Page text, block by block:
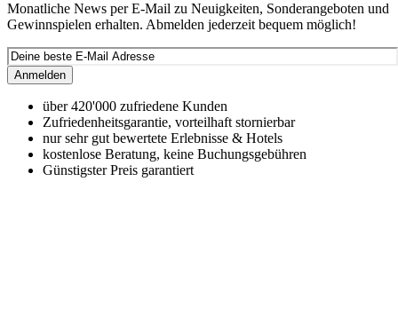
Monatliche News per E-Mail zu Neuigkeiten, Sonderangeboten und
Gewinnspielen erhalten. Abmelden jederzeit bequem möglich!
Anmelden
über 420'000 zufriedene Kunden
Zufriedenheitsgarantie, vorteilhaft stornierbar
nur sehr gut bewertete Erlebnisse & Hotels
kostenlose Beratung, keine Buchungsgebühren
Günstigster Preis garantiert